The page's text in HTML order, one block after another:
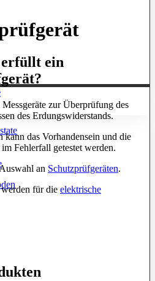
erfüllt ein
zur Überprüfung des
des Erdungswiderstands.
das Vorhandensein und die
Fehlerfall getestet werden.
an Schutzprüfgeräten.
für die elektrische